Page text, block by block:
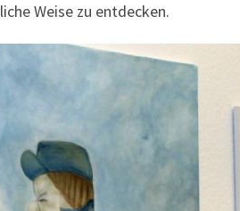
Weise zu entdecken.